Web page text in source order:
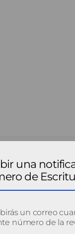
una
de
un correo
número de la